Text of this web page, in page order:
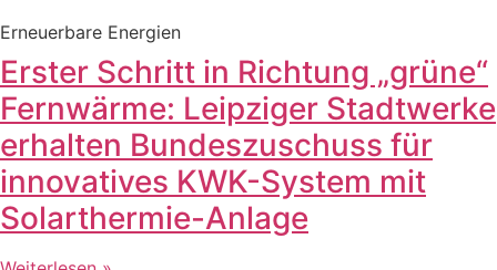
Erneuerbare Energien
Erster Schritt in Richtung „grüne“
Fernwärme: Leipziger Stadtwerke
erhalten Bundeszuschuss für
innovatives KWK-System mit
Solarthermie-Anlage